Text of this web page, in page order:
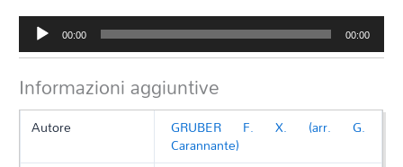
Audio
Player
00:00 00:00
Informazioni aggiuntive
Autore GRUBER F. X. (arr. G.
Carannante)